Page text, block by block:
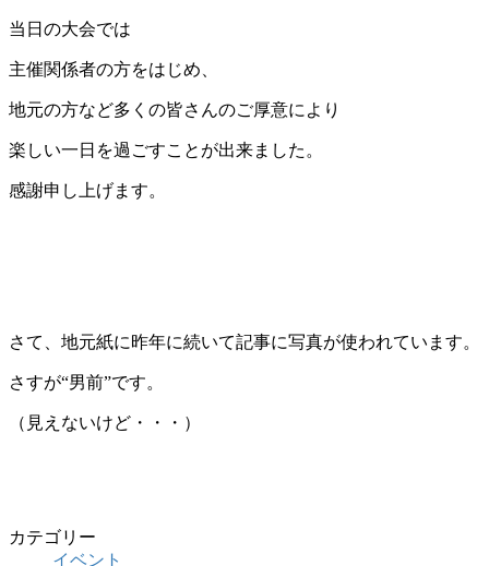
当日の大会では
主催関係者の方をはじめ、
地元の方など多くの皆さんのご厚意により
楽しい一日を過ごすことが出来ました。
感謝申し上げます。
さて、地元紙に昨年に続いて記事に写真が使われています。
さすが“男前”です。
（見えないけど・・・）
カテゴリー
イベント